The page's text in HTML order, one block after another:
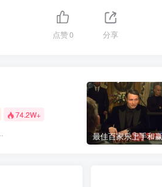
点赞0 分享
74.2W+